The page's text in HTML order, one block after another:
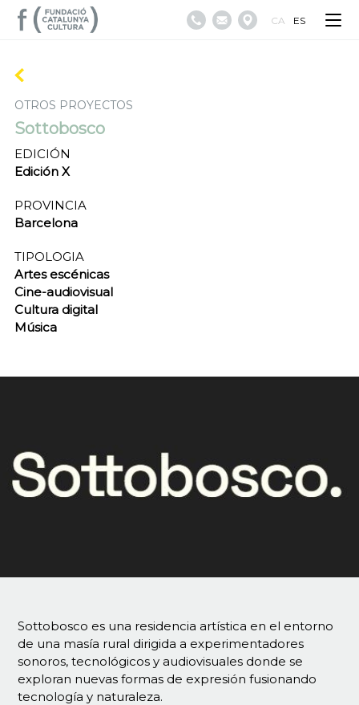
CA ES
OTROS PROYECTOS
Sottobosco
EDICIÓN
Edición X
PROVINCIA
Barcelona
TIPOLOGIA
Artes escénicas
Cine-audiovisual
Cultura digital
Música
Sottobosco es una residencia artística en el entorno
de una masía rural dirigida a experimentadores
sonoros, tecnológicos y audiovisuales donde se
exploran nuevas formas de expresión fusionando
tecnología y naturaleza.